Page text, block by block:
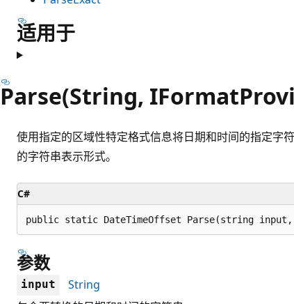
适用于
Parse(String,
使用指定的区域性特定格式信息将日期和时间的指定字
的字符串表示形式。
C#
public static DateTimeOffset Parse(string
参数
input
String